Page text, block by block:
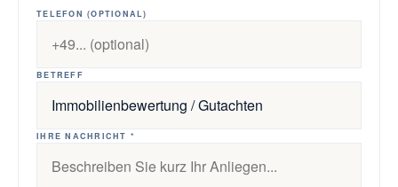
TELEFON (OPTIONAL)
BETREFF
IHRE NACHRICHT *